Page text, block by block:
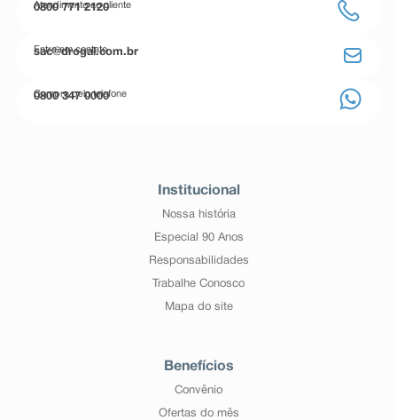
Atendimento ao cliente
0800 771 2120
Entre em contato
sac@drogal.com.br
Compre pelo telefone
0800 347 0000
Institucional
Nossa história
Especial 90 Anos
Responsabilidades
Trabalhe Conosco
Mapa do site
Benefícios
Convênio
Ofertas do mês